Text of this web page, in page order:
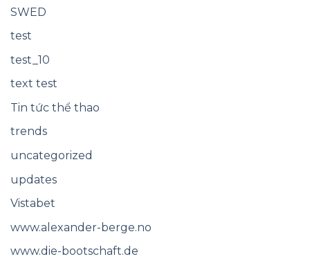
SWED
test
test_10
text test
Tin tức thể thao
trends
uncategorized
updates
Vistabet
www.alexander-berge.no
www.die-bootschaft.de